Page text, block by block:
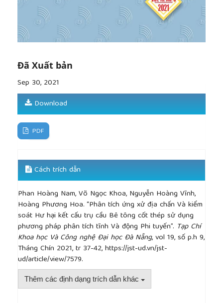
System for Earthquake Engineering Simulation,
University of California, Berkeley, 2000.
Filippou F.C., Popov E.P., Bertero V.V., Effects of
Bond Deterioration on Hysteretic Behavior of
Earthquake Engineering Research Center, University
[12]Mohd Hisham Mohd Yassin, Nonlinear Analysis
of Prestressed Concrete Structures under
Monotonic and Cycling Loads, PhD dissertation,
University of California, Berkeley, 1994.
[13]
analysis procedure for estimating seismic demands
Dynamics, 31, 561–582, 2002.
[14] Kalkan E., Kunnath S.K., “Assessment of current
nonlinear static procedures for seimic evaluation
of buildings”, Engineering Structures, 29(3), 305–316,
2007
[15]Mackie K.R., Stojadinovic B., Fragility Basis for
California Highway Overpass Bridge Seismic
Decision Making, Report no. 2005/02, Pacific
Earthquake Engineering Research Center, Berkeley,
CA, USA, 2005.
[16]Phan H.N., Paolacci F., Corritore D. et al.,
“Seismic vulnerability mitigation of liquefied gas
tanks using concave sliding bearings”, Bulletin
Đã Xuất bản
Sep 30, 2021
Download
PDF
Cách trích dẫn
Phan Hoàng Nam, Võ Ngọc Khoa, Nguyễn Hoàng Vĩnh,
Hoàng Phương Hoa. “Phân tích ứng xử địa chấn Và kiểm
soát Hư hại kết cấu trụ cầu Bê tông cốt thép sử dụng
phương pháp phân tích tĩnh Và động Phi tuyến”. Tạp Chí
Khoa học Và Công nghệ Đại học Đà Nẵng, vol 19, số p.h 9,
Tháng Chín 2021, tr 37-42, https://jst-ud.vn/jst-
ud/article/view/7579.
Thêm các định dạng trích dẫn khác